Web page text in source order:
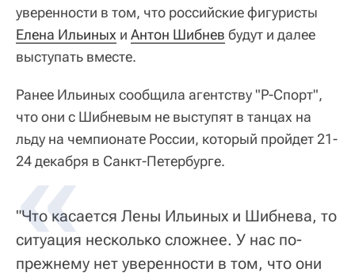
уверенности в том, что российские фигуристы
Елена Ильиных и Антон Шибнев будут и далее
выступать вместе.
Ранее Ильиных сообщила агентству "Р-Спорт",
что они с Шибневым не выступят в танцах на
льду на чемпионате России, который пройдет 21-
24 декабря в Санкт-Петербурге.
"Что касается Лены Ильиных и Шибнева, то
ситуация несколько сложнее. У нас по-
прежнему нет уверенности в том, что они